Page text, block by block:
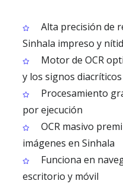
Alta precisión de
Sinhala impreso y
Motor de OCR
y los signos
Procesamiento
por ejecución
OCR masivo
imágenes en Sinhala
Funciona en
escritorio y móvil